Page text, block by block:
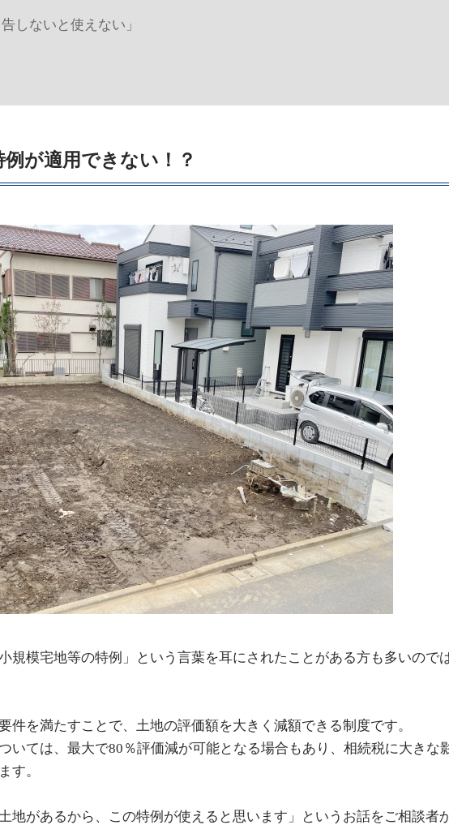
しないと使えない」
が適用できない！？
規模宅地等の特例」という言葉を耳にされたことがある方も多いので
件を満たすことで、土地の評価額を大きく減額できる制度です。
いては、最大で80％評価減が可能となる場合もあり、相続税に大きな
す。
地があるから、この特例が使えると思います」というお話をご相談者